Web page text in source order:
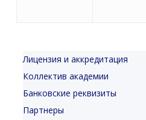
Лицензия и аккредитация
Коллектив академии
Банковские реквизиты
Партнеры